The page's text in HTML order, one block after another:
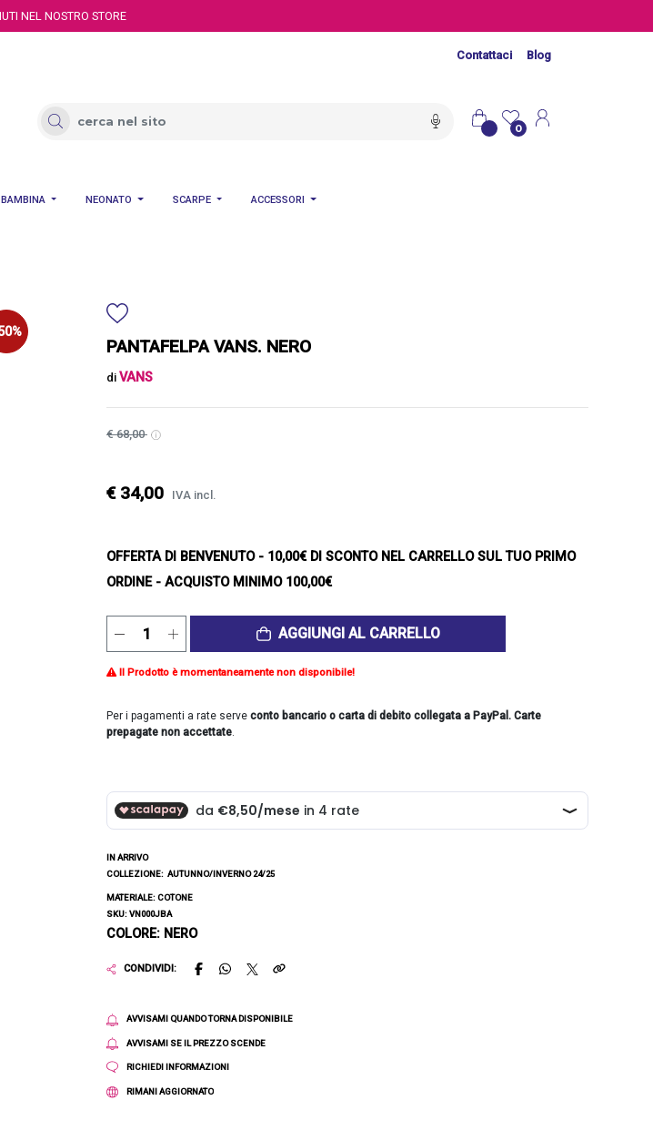
NEL NOSTRO STORE
Contattaci Blog
0
BAMBINA NEONATO SCARPE ACCESSORI
PANTAFELPA VANS. NERO
di VANS
€ 68,00
€ 34,00 IVA incl.
OFFERTA DI BENVENUTO- 10,00€ DI SCONTO NEL CARRELLO SUL TUO PRIMO
ORDINE - ACQUISTO MINIMO 100,00€
AGGIUNGI AL CARRELLO
Il Prodotto è momentaneamente non disponibile!
Per i pagamenti a rate serve conto bancario o carta di debito collegata a PayPal. Carte
prepagate non accettate.
IN ARRIVO
COLLEZIONE: AUTUNNO/INVERNO 24/25
MATERIALE: COTONE
SKU: VN000JBA
COLORE: NERO
CONDIVIDI:
AVVISAMI QUANDO TORNA DISPONIBILE
AVVISAMI SE IL PREZZO SCENDE
RICHIEDI INFORMAZIONI
RIMANI AGGIORNATO